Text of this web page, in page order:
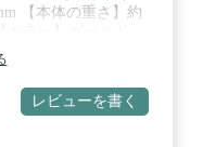
【本体の重さ】約
材質】[本体] 鋼板
レコートフッ素鋼
スト、[バーナー] 耐
つまみ] ABS樹脂 /
続燃焼時間】約70
レビューを書く